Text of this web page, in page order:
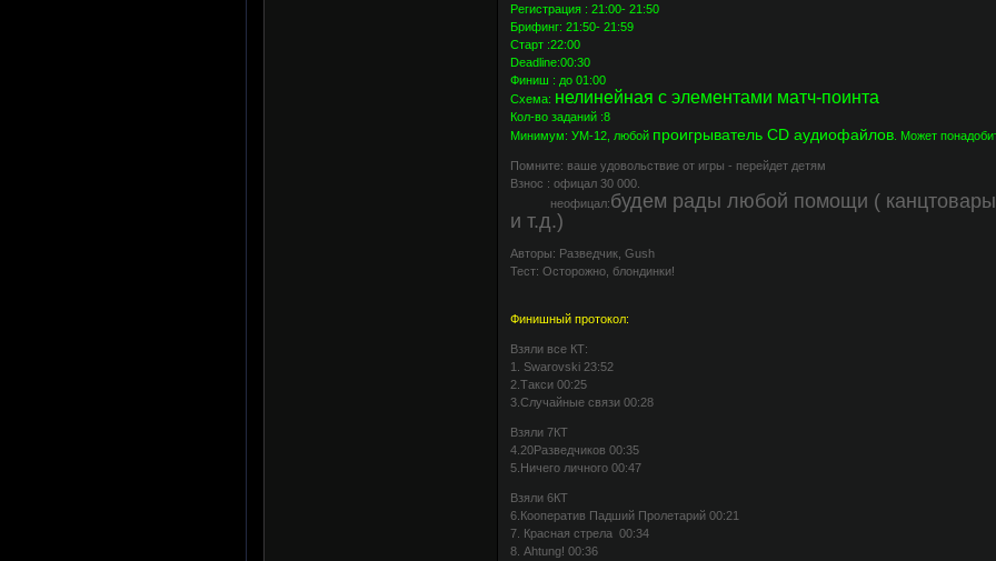
Регистрация : 21:00- 21:50
Брифинг: 21:50- 21:59
Старт :22:00
Deadline:00:30
Финиш : до 01:00
Схема: нелинейная с элементами матч-поинта
Кол-во заданий :8
Минимум: УМ-12, любой проигрыватель CD аудиофайлов. Может
Помните: ваше удовольствие от игры - перейдет детям
Взнос : офицал 30 000.
неофицал:будем рады любой помощи (
и т.д.)
Авторы: Разведчик, Gush
Тест: Осторожно, блондинки!
Финишный протокол:
Взяли все КТ:
1. Swarovski 23:52
2.Такси 00:25
3.Случайные связи 00:28
Взяли 7КТ
4.20Разведчиков 00:35
5.Ничего личного 00:47
Взяли 6КТ
6.Кооператив Падший Пролетарий 00:21
7. Красная стрела 00:34
8. Ahtung! 00:36